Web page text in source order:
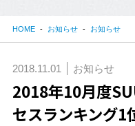
HOME お知らせ お知らせ
2018.11.01 お知らせ
2018年10月度
セスランキング1